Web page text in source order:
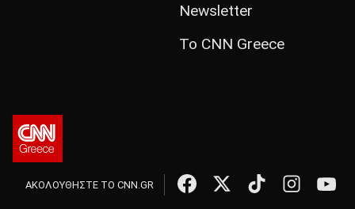
Newsletter
Το CNN Greece
ΑΚΟΛΟΥΘΗΣΤΕ ΤΟ CNN.GR